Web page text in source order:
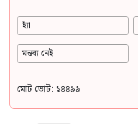
হ্যাঁ
মন্তব্য নেই
মোট ভোট: ১৪৪৯৯